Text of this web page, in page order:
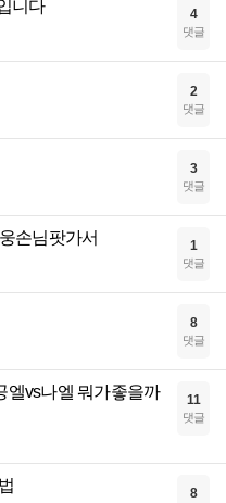
니다 4
댓글
2
댓글
3
댓글
손님팟가서 1
댓글
8
댓글
엘vs나엘 뭐가좋을까
11
댓글
8